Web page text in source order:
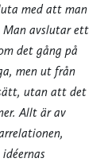
med att man
avslutar ett
det gång på
men ut från
utan att det
Allt är av